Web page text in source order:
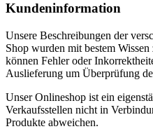
Kundeninformation
Unsere Beschreibungen der
Shop wurden mit bestem
können Fehler oder
Auslieferung um Überprüfung
Unser Onlineshop ist ein
Verkaufsstellen nicht in
Produkte abweichen.